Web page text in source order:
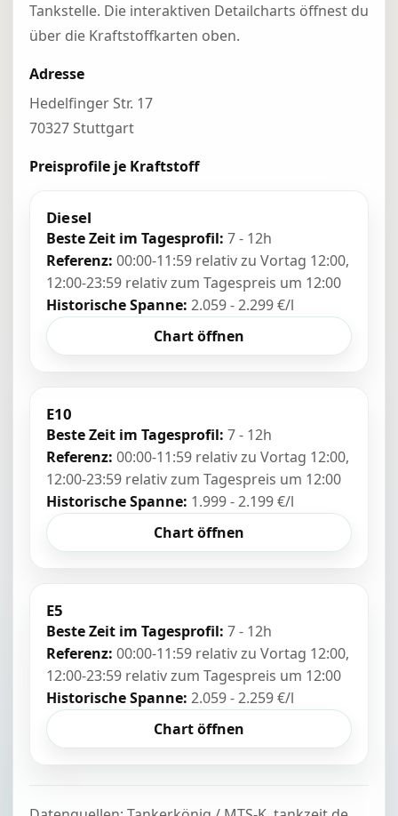
Tankstelle. Die interaktiven Detailcharts öffnest du
über die Kraftstoffkarten oben.
Adresse
Hedelfinger Str. 17
70327 Stuttgart
Preisprofile je Kraftstoff
Diesel
Beste Zeit im Tagesprofil: 7 - 12h
Referenz: 00:00-11:59 relativ zu Vortag 12:00,
12:00-23:59 relativ zum Tagespreis um 12:00
Historische Spanne: 2.059 - 2.299 €/l
Chart öffnen
E10
Beste Zeit im Tagesprofil: 7 - 12h
Referenz: 00:00-11:59 relativ zu Vortag 12:00,
12:00-23:59 relativ zum Tagespreis um 12:00
Historische Spanne: 1.999 - 2.199 €/l
Chart öffnen
E5
Beste Zeit im Tagesprofil: 7 - 12h
Referenz: 00:00-11:59 relativ zu Vortag 12:00,
12:00-23:59 relativ zum Tagespreis um 12:00
Historische Spanne: 2.059 - 2.259 €/l
Chart öffnen